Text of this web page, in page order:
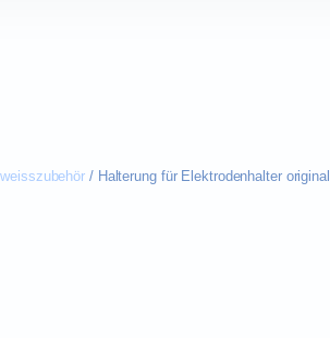
/ Halterung für Elektrodenhalter